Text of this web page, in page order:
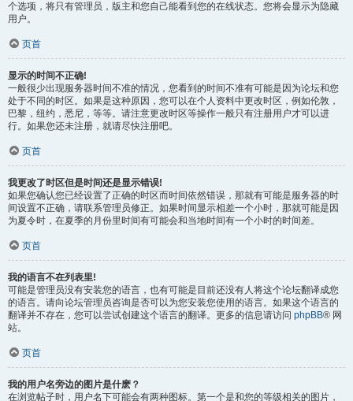
个选项，将只有管理员，版主和您自己能看到您的在线状态。您将会显示为隐藏
用户。
页首
显示的时间不正确!
一般很少出现服务器时间不准的情况，您看到的时间不准有可能是因为论坛和您
处于不同的时区。如果是这种原因，您可以在个人资料中更改时区，例如伦敦，
巴黎，纽约，悉尼，等等。请注意更改时区等操作一般只有注册用户才可以进
行。如果您还未注册，就请尽快注册吧。
页首
我更改了时区但是时间还是显示错误!
如果您确认您已经设置了正确的时区而时间依然错误，那就有可能是服务器的时
间设置不正确，请联系管理员修正。如果时间显示相差一个小时，那就可能是因
为夏令时，在夏季的月份里时间有可能会和当地时间有一个小时的时间差。
页首
我的语言不在列表里!
可能是管理员没有安装您的语言，也有可能是目前还没有人将这个论坛翻译成您
的语言。请向论坛管理员咨询是否可以为您安装您使用的语言。如果这个语言的
翻译并不存在，您可以尝试创建这个语言的翻译。更多的信息请访问 phpBB® 网
站。
页首
我的用户名旁边的图片是什麽？
在浏览帖子时，用户名下可能会有两种图标。第一个是和您的等级相关的图片，